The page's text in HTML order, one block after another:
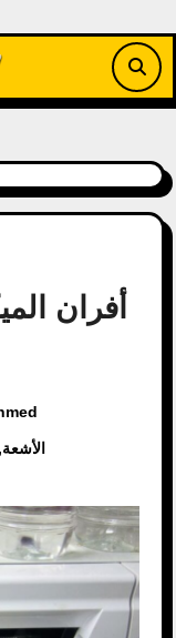
أفران
الأشعة